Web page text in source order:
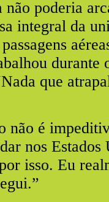
poderia
integral da
durante
que
não é
nos
isso. Eu